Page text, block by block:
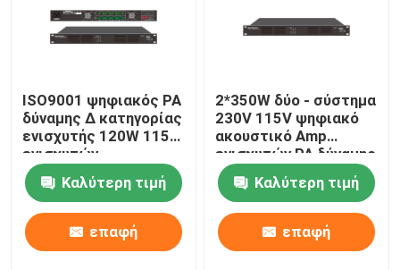
ISO9001 ψηφιακός PA
δύναμης Δ κατηγορίας
ενισχυτής 120W 115V
ενισχυτών
Καλύτερη τιμή
επαφή
2*350W δύο - σύστημα
230V 115V ψηφιακό
ακουστικό Amp
ενισχυτών PA δύναμης
καναλιών
Καλύτερη τιμή
επαφή